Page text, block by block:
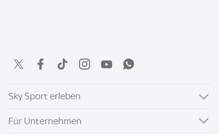
Sky Sport erleben
Für Unternehmen